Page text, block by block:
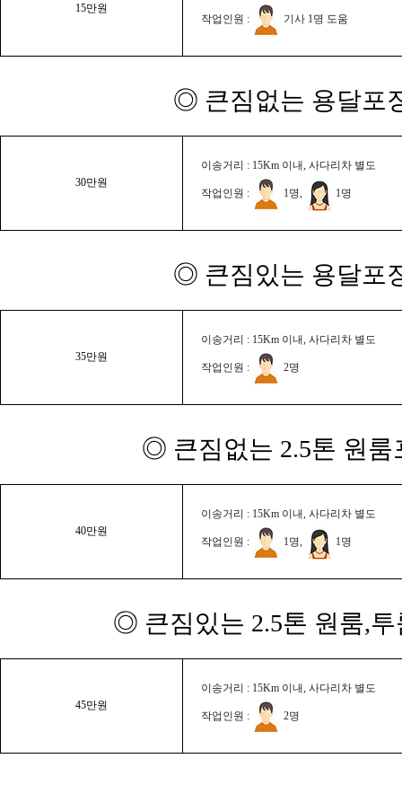
15만원
작업인원 : 기사 1명 도움
◎ 큰짐없는 용달포
30만원
이송거리 : 15Km 이내, 사다리차 별도
작업인원 : 1명, 1명
◎ 큰짐있는 용달포
35만원
이송거리 : 15Km 이내, 사다리차 별도
작업인원 : 2명
◎ 큰짐없는 2.5톤 원룸
40만원
이송거리 : 15Km 이내, 사다리차 별도
작업인원 : 1명, 1명
◎ 큰짐있는 2.5톤 원룸,
45만원
이송거리 : 15Km 이내, 사다리차 별도
작업인원 : 2명